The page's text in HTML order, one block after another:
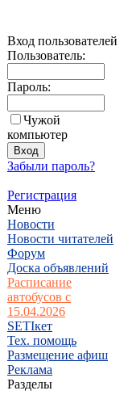
Вход пользователей
Пользователь:
Пароль:
Чужой
компьютер
Забыли пароль?
Регистрация
Меню
Новости
Новости читателей
Форум
Доска объявлений
Расписание
автобусов с
15.04.2026
SETIкет
Тех. помощь
Размещение афиш
Реклама
Разделы